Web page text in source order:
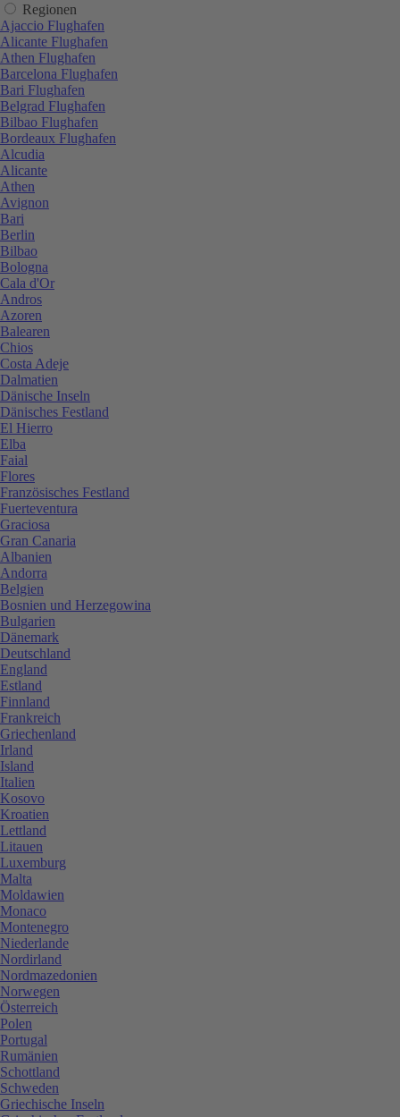
Regionen
Ajaccio Flughafen
Alicante Flughafen
Athen Flughafen
Barcelona Flughafen
Bari Flughafen
Belgrad Flughafen
Bilbao Flughafen
Bordeaux Flughafen
Alcudia
Alicante
Athen
Avignon
Bari
Berlin
Bilbao
Bologna
Cala d'Or
Andros
Azoren
Balearen
Chios
Costa Adeje
Dalmatien
Dänische Inseln
Dänisches Festland
El Hierro
Elba
Faial
Flores
Französisches Festland
Fuerteventura
Graciosa
Gran Canaria
Albanien
Andorra
Belgien
Bosnien und Herzegowina
Bulgarien
Dänemark
Deutschland
England
Estland
Finnland
Frankreich
Griechenland
Irland
Island
Italien
Kosovo
Kroatien
Lettland
Litauen
Luxemburg
Malta
Moldawien
Monaco
Montenegro
Niederlande
Nordirland
Nordmazedonien
Norwegen
Österreich
Polen
Portugal
Rumänien
Schottland
Schweden
Griechische Inseln